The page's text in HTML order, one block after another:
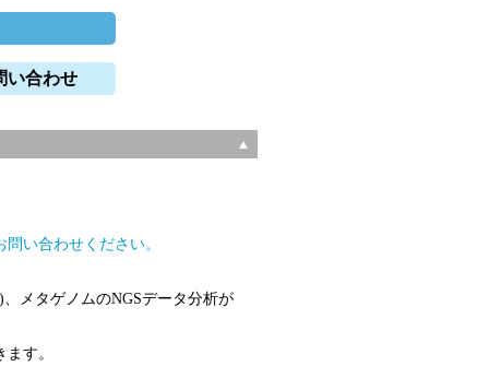
い合わせ
問い合わせください。
メタゲノムのNGSデータ分析が
す。